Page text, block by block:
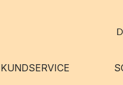
KUNDSERVICE